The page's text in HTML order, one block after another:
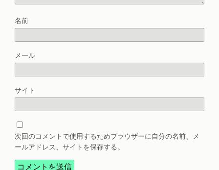
名前
メール
サイト
次回のコメントで使用するためブラウザーに自分の名前、メ
ールアドレス、サイトを保存する。